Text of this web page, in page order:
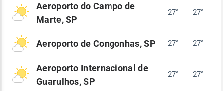
Aeroporto do Campo de
Marte, SP
27° 27°
Aeroporto de Congonhas, SP 27° 27°
Aeroporto Internacional de
Guarulhos, SP
27° 27°